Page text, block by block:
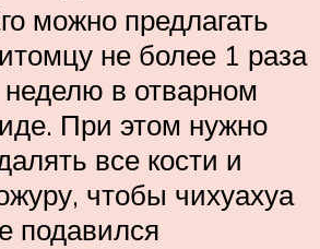
можно предлагать
не более 1 раза
неделю в отварном
При этом нужно
все кости и
чтобы чихуахуа
подавился